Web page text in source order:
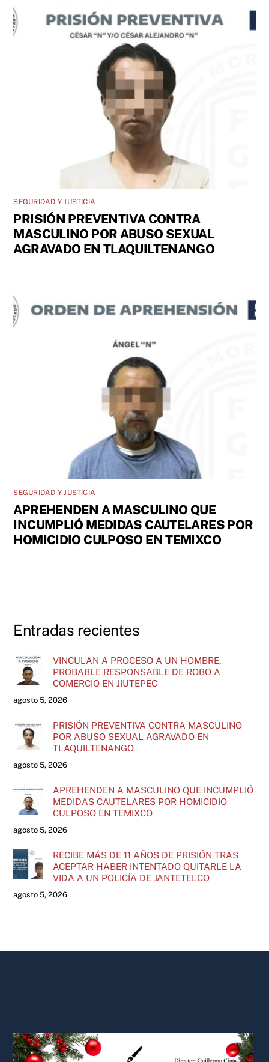
SEGURIDAD Y JUSTICIA
PRISIÓN PREVENTIVA CONTRA
MASCULINO POR ABUSO SEXUAL
AGRAVADO EN TLAQUILTENANGO
SEGURIDAD Y JUSTICIA
APREHENDEN A MASCULINO QUE
INCUMPLIÓ MEDIDAS CAUTELARES POR
HOMICIDIO CULPOSO EN TEMIXCO
Entradas recientes
VINCULAN A PROCESO A UN HOMBRE,
PROBABLE RESPONSABLE DE ROBO A
COMERCIO EN JIUTEPEC
agosto 5, 2026
PRISIÓN PREVENTIVA CONTRA MASCULINO
POR ABUSO SEXUAL AGRAVADO EN
TLAQUILTENANGO
agosto 5, 2026
APREHENDEN A MASCULINO QUE INCUMPLIÓ
MEDIDAS CAUTELARES POR HOMICIDIO
CULPOSO EN TEMIXCO
agosto 5, 2026
RECIBE MÁS DE 11 AÑOS DE PRISIÓN TRAS
ACEPTAR HABER INTENTADO QUITARLE LA
VIDA A UN POLICÍA DE JANTETELCO
agosto 5, 2026
To